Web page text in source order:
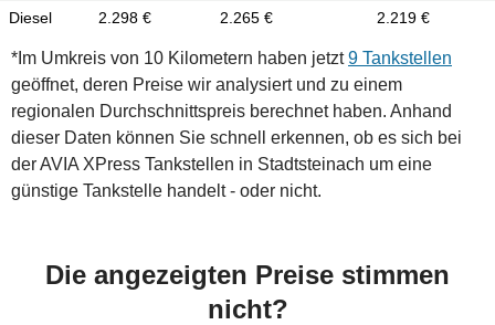
Diesel
2.298 € 2.265 € 2.219 €
*Im Umkreis von 10 Kilometern haben jetzt9 Tankstellen
geöffnet, deren Preise wir analysiert und zu einem
regionalen Durchschnittspreis berechnet haben. Anhand
dieser Daten können Sie schnell erkennen, ob es sich bei
der AVIA XPress Tankstellen in Stadtsteinach um eine
günstige Tankstelle handelt - oder nicht.
Die angezeigten Preise stimmen
nicht?